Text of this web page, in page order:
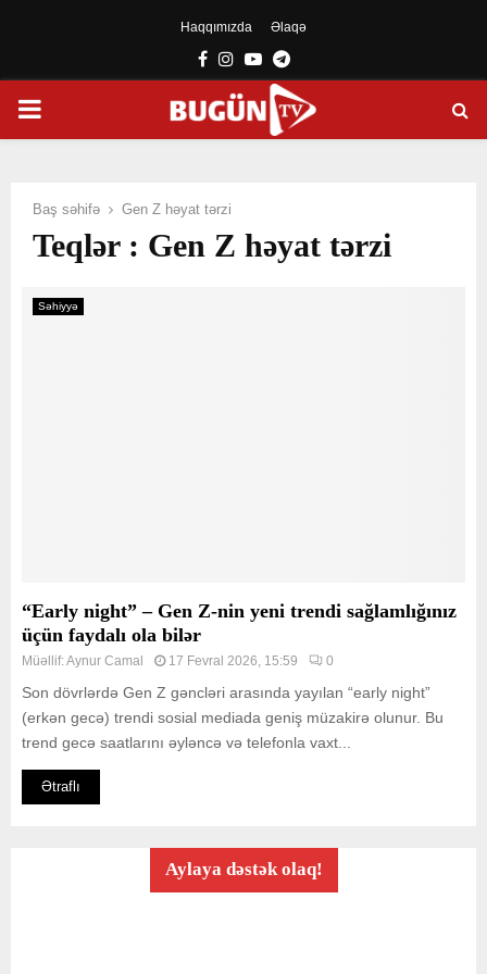
Haqqımızda Əlaqə
Facebook
Instagram
YoutubeTelegram
PRIMARY
Baş səhifə Gen Z həyat tərzi
Teqlər : Gen Z həyat tərzi
Səhiyyə
“Early night” – Gen Z-nin yeni trendi sağlamlığınız
üçün faydalı ola bilər
Müəllif:Aynur Camal 17 Fevral 2026, 15:59 0
Son dövrlərdə Gen Z gəncləri arasında yayılan “early night”
(erkən gecə) trendi sosial mediada geniş müzakirə olunur. Bu
trend gecə saatlarını əyləncə və telefonla vaxt...
Ətraflı
Aylaya dəstək olaq!